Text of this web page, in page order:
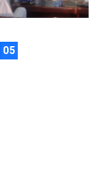
05